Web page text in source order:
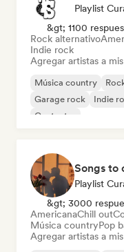
Playlist
&gt; 1100
Rock alternativo
Indie rock
Agregar artistas a
Música country
Garage rock
Indie
Cantautor
Songs to
Playlist
&gt; 3000
AmericanaChill out
Música countryPop
Agregar artistas a